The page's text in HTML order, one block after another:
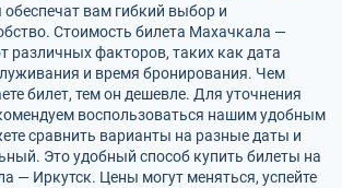
вам гибкий выбор и
Стоимость билета Махачкала —
различных факторов, таких как дата
и время бронирования. Чем
билет, тем он дешевле. Для уточнения
воспользоваться нашим удобным
сравнить варианты на разные даты и
Это удобный способ купить билеты на
— Иркутск. Цены могут меняться, успейте